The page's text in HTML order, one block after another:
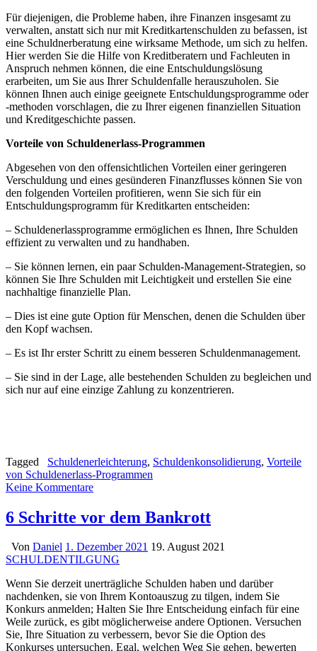
Für diejenigen, die Probleme haben, ihre Finanzen insgesamt zu
verwalten, anstatt sich nur mit Kreditkartenschulden zu befassen, ist
eine Schuldnerberatung eine wirksame Methode, um sich zu helfen.
Hier werden Sie die Hilfe von Kreditberatern und Fachleuten in
Anspruch nehmen können, die eine Entschuldungslösung
erarbeiten, um Sie aus Ihrer Schuldenfalle herauszuholen. Sie
können Ihnen auch einige geeignete Entschuldungsprogramme oder
-methoden vorschlagen, die zu Ihrer eigenen finanziellen Situation
und Kreditgeschichte passen.
Vorteile von Schuldenerlass-Programmen
Abgesehen von den offensichtlichen Vorteilen einer geringeren
Verschuldung und eines gesünderen Finanzflusses können Sie von
den folgenden Vorteilen profitieren, wenn Sie sich für ein
Entschuldungsprogramm für Kreditkarten entscheiden:
– Schuldenerlassprogramme ermöglichen es Ihnen, Ihre Schulden
effizient zu verwalten und zu handhaben.
– Sie können lernen, ein paar Schulden-Management-Strategien, so
können Sie Ihre Schulden mit Leichtigkeit und erstellen Sie eine
nachhaltige finanzielle Plan.
– Dies ist eine gute Option für Menschen, denen die Schulden über
den Kopf wachsen.
– Es ist Ihr erster Schritt zu einem besseren Schuldenmanagement.
– Sie sind in der Lage, alle bestehenden Schulden zu begleichen und
sich nur auf eine einzige Zahlung zu konzentrieren.
Tagged Schuldenerleichterung, Schuldenkonsolidierung, Vorteile
von Schuldenerlass-Programmen
Keine Kommentare
6 Schritte vor dem Bankrott
Von Daniel 1. Dezember 2021 19. August 2021
SCHULDENTILGUNG
Wenn Sie derzeit unerträgliche Schulden haben und darüber
nachdenken, sie von Ihrem Kontoauszug zu tilgen, indem Sie
Konkurs anmelden; Halten Sie Ihre Entscheidung einfach für eine
Weile zurück, es gibt möglicherweise andere Optionen. Versuchen
Sie, Ihre Situation zu verbessern, bevor Sie die Option des
Konkurses untersuchen. Egal, welchen Weg Sie gehen, bewerten